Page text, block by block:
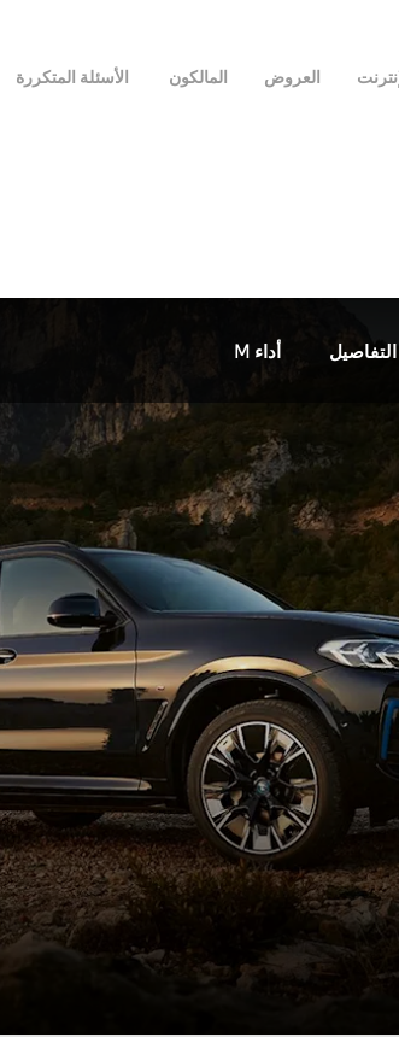
العروض المالكون الأسئلة المتكررة
أداء M